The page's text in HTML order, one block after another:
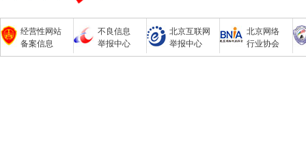
经营性网站
备案信息
不良信息
举报中心
北京互联网
举报中心
北京网络
行业协会